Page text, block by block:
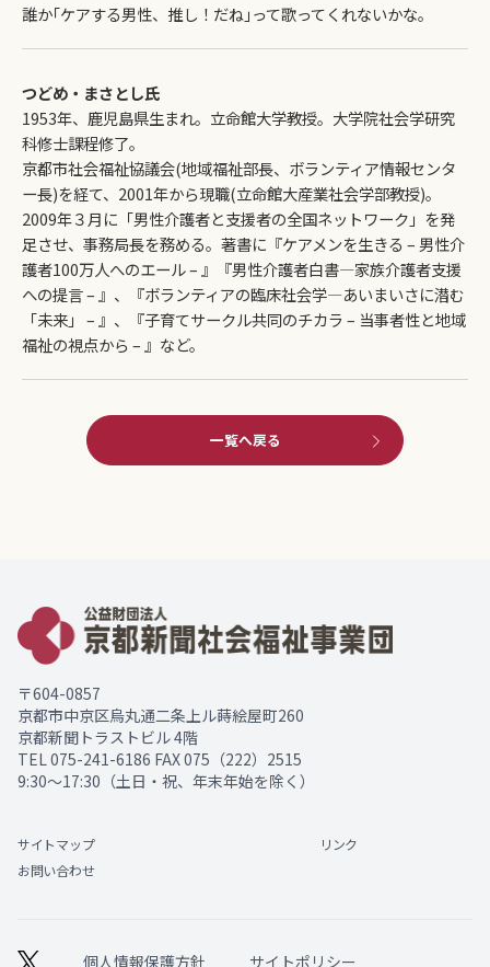
誰か｢ケアする男性、推し！だね｣って歌ってくれないかな。
つどめ・まさとし氏
1953年、鹿児島県生まれ。立命館大学教授。大学院社会学研究
科修士課程修了。
京都市社会福祉協議会(地域福祉部長、ボランティア情報センタ
ー長)を経て、2001年から現職(立命館大産業社会学部教授)。
2009年３月に「男性介護者と支援者の全国ネットワーク」を発
足させ、事務局長を務める。著書に『ケアメンを生きる – 男性介
護者100万人へのエール – 』『男性介護者白書―家族介護者支援
への提言 – 』、『ボランティアの臨床社会学―あいまいさに潜む
「未来」 – 』、『子育てサークル共同のチカラ – 当事者性と地域
福祉の視点から – 』など。
一覧へ戻る
〒604-0857
京都市中京区烏丸通二条上ル蒔絵屋町260
京都新聞トラストビル 4階
TEL 075-241-6186 FAX 075（222）2515
9:30～17:30（土日・祝、年末年始を除く）
サイトマップ
リンク
お問い合わせ
個人情報保護方針 サイトポリシー